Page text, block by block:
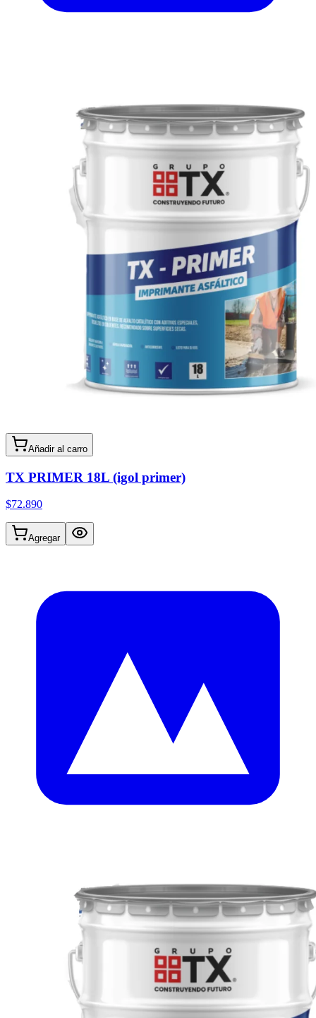
Añadir al carro
TX PRIMER 18L (igol primer)
$72.890
Agregar